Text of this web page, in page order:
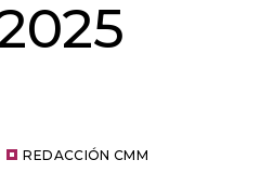
REDACCIÓN CMM